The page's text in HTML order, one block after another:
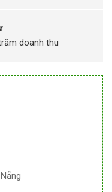
doanh thu